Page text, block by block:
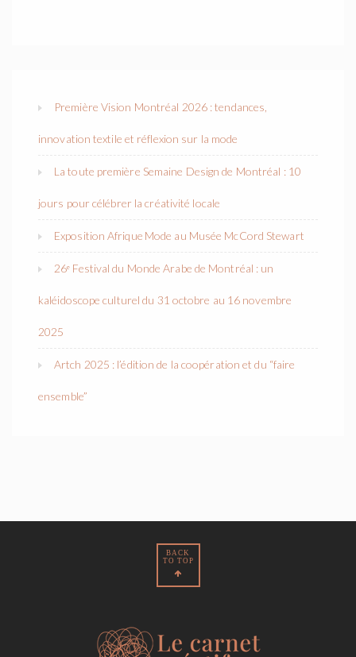
Première Vision Montréal 2026 : tendances,
innovation textile et réflexion sur la mode
La toute première Semaine Design de Montréal : 10
jours pour célébrer la créativité locale
Exposition Afrique Mode au Musée McCord Stewart
26ᵉ Festival du Monde Arabe de Montréal : un
kaléidoscope culturel du 31 octobre au 16 novembre
2025
Artch 2025 : l’édition de la coopération et du “faire
ensemble”
BACK
TO TOP